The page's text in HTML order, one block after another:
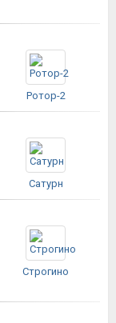
Ротор-2
Сатурн
Строгино